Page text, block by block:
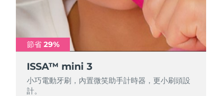
節省 29%
ISSA™ mini 3
小巧電動牙刷，內置微笑助手計時器，更小刷頭設
計。
節省 29%
ISSA™ mini 3
小巧電動牙刷，內置微笑助手計時器，更小刷頭設
計。
節省 29%
ISSA™ mini 3
小巧電動牙刷，內置微笑助手計時器，更小刷頭設
計。